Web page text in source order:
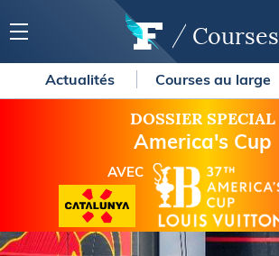
Courses
Actualités Courses au large
DOSSIER SPECIAL
America's Cup
AVEC